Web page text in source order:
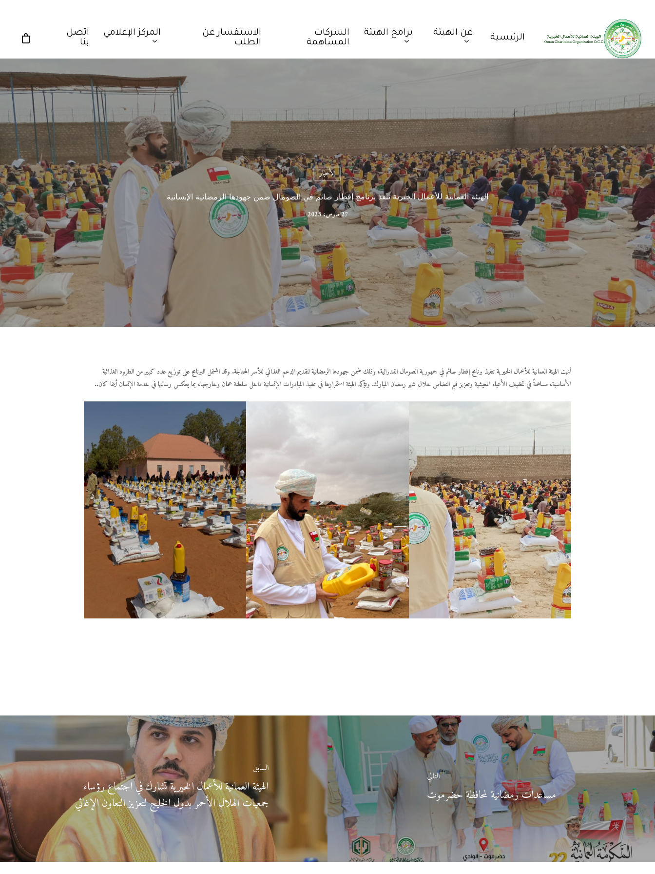
الرئيسية عن الهيئة برامج الهيئة
الشركات
المساهمة
الاستفسار عن
الطلب
المركز الإعلامي
اتصل
بنا
الأخبار
الهيئة العمانية للأعمال الخيرية تنفذ برنامج إفطار صائم في الصومال ضمن جهودها الرمضانية الإنسانية
27 مارس، 2025
أنهت الهيئة العمانية للأعمال الخيرية تنفيذ برنامج إفطار صائم في جمهورية الصومال الفدرالية، وذلك ضمن جهودها الرمضانية لتقديم الدعم الغذائي للأسر المحتاجة. وقد اشتمل البرنامج على توزيع عدد كبير من الطرود الغذائية
الأساسية، مساهمةً في تخفيف الأعباء المعيشية وتعزيز قيم التضامن خلال شهر رمضان المبارك. وتؤكد الهيئة استمرارها في تنفيذ المبادرات الإنسانية داخل سلطنة عمان وخارجها، بما يعكس رسالتها في خدمة الإنسان أينما كان..
السابق
الهيئة العمانية للأعمال الخيرية تشارك في اجتماع رؤساء
جمعيات الهلال الأحمر بدول الخليج لتعزيز التعاون الإغاثي
التالي
مساعدات رمضانية لمحافظة حضرموت